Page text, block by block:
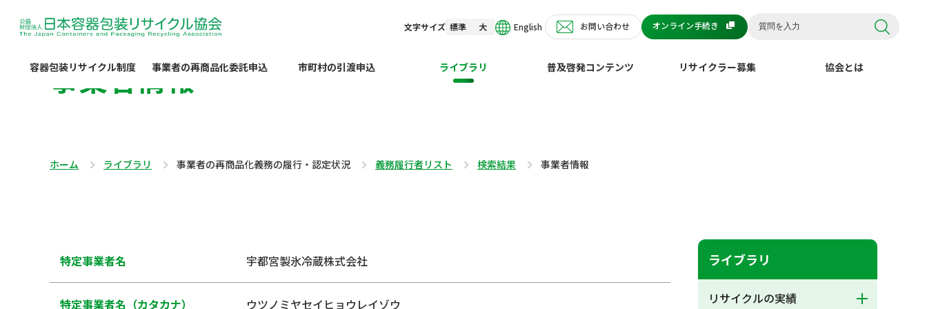
文字サイズ 標準 大 English お問い合わせ オンライン手続き
容器包装リサイクル制度 事業者の再商品化委託申込 市町村の引渡申込 ライブラリ 普及啓発コンテンツ リサイクラー募集 協会とは
事業者情報
ホーム ライブラリ 事業者の再商品化義務の履行・認定状況 義務履行者リスト 検索結果 事業者情報
特定事業者名 宇都宮製氷冷蔵株式会社
特定事業者名（カタカナ） ウツノミヤセイヒョウレイゾウ
ライブラリ
リサイクルの実績